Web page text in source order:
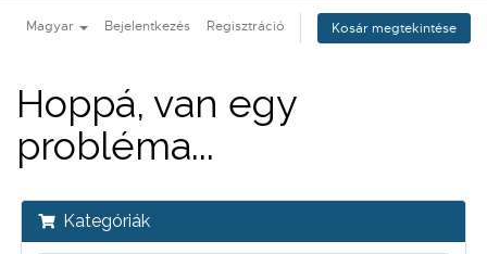
Magyar Bejelentkezés Regisztráció Kosár megtekintése
Hoppá, van egy
probléma...
Kategóriák